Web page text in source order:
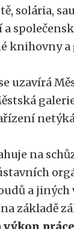
solária,
a
knihovny a
uzavírá
na
a jiných
základě